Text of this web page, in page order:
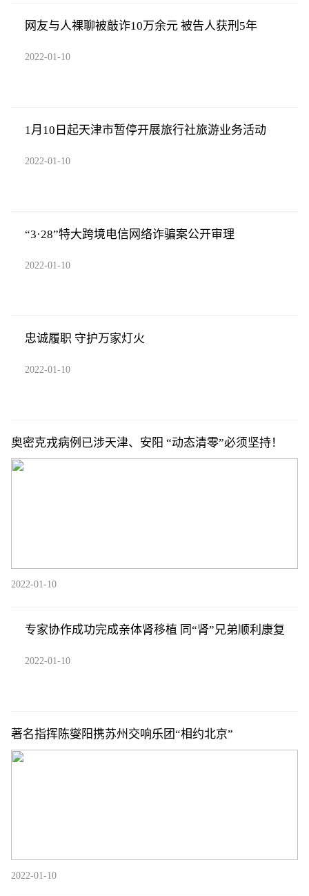
网友与人裸聊被敲诈10万余元 被告人获刑5年
2022-01-10
1月10日起天津市暂停开展旅行社旅游业务活动
2022-01-10
“3·28”特大跨境电信网络诈骗案公开审理
2022-01-10
忠诚履职 守护万家灯火
2022-01-10
奥密克戎病例已涉天津、安阳 “动态清零”必须坚持！
2022-01-10
专家协作成功完成亲体肾移植 同“肾”兄弟顺利康复
2022-01-10
著名指挥陈燮阳携苏州交响乐团“相约北京”
2022-01-10